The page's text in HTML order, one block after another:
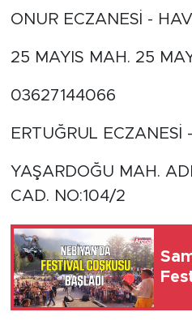
ONUR ECZANESİ -
25 MAYIS MAH. 25
03627144066
ERTUĞRUL ECZANESİ
YAŞARDOĞU MAH.
CAD. NO:104/2